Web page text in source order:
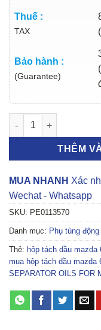
Thuế :
TAX
Bảo hành :
(Guarantee)
HỘP TÁCH DẦU
THÊM
MUA NHANH Xác
Wechat - Whatsapp
SKU: PE0113570
Danh mục: Phụ tùng
Thẻ: hộp tách dầu mazda
mua hộp tách dầu mazda
SEPARATOR OILS FOR